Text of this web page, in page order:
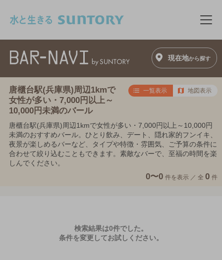
メ
現在地から探す
唐櫃台駅(兵庫県)周辺1kmで
女性が多い・7,000円以上～
10,000円未満のバール
一覧表示 地図表示
唐櫃台駅(兵庫県)周辺1kmで女性が多い・7,000円以上～10,000円
未満のおすすめバール。ひとり飲み、デート、隠れ家的フンイキ、
夜景が楽しめるバーなど、タイプや特徴・雰囲気、ご予算の条件に
合わせて絞り込むこともできます。素敵なバーで、至福の時間を楽
しんでください。
0〜0 件を表示 ／ 全 0 件
検索結果は0件でした。
条件を変更してお試しください。